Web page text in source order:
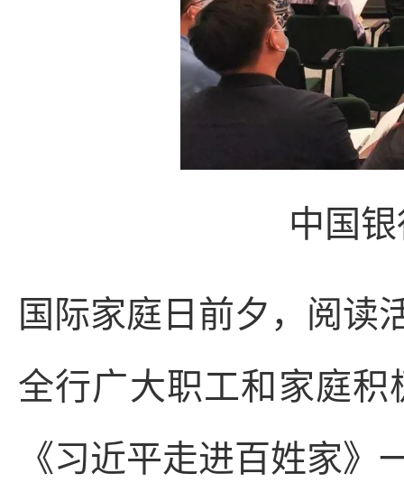
中国
国际家庭日前夕，阅读
全行广大职工和家庭
《习近平走进百姓家